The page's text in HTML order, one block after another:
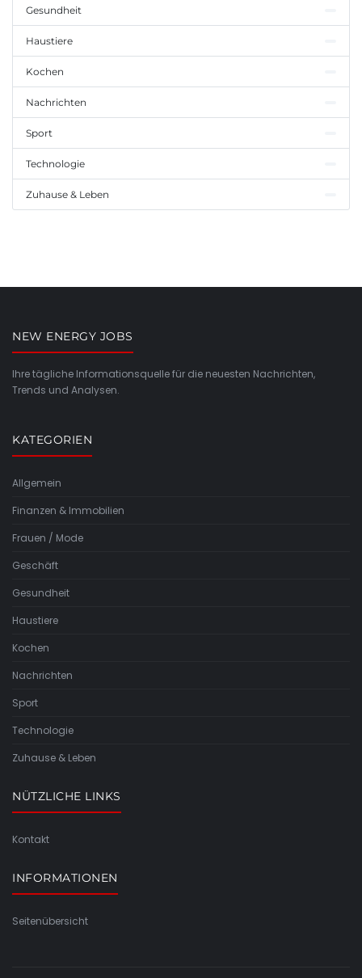
Gesundheit
Haustiere
Kochen
Nachrichten
Sport
Technologie
Zuhause & Leben
NEW ENERGY JOBS
Ihre tägliche Informationsquelle für die neuesten Nachrichten,
Trends und Analysen.
KATEGORIEN
Allgemein
Finanzen & Immobilien
Frauen / Mode
Geschäft
Gesundheit
Haustiere
Kochen
Nachrichten
Sport
Technologie
Zuhause & Leben
NÜTZLICHE LINKS
Kontakt
INFORMATIONEN
Seitenübersicht